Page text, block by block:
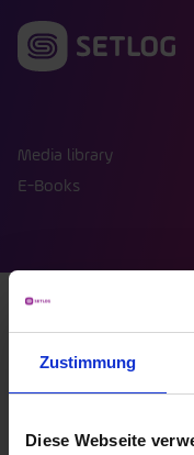
Zustimmung
Diese Webseite
Media library
E-Books
All Case Studies
Customer Success
E-Books
Fact